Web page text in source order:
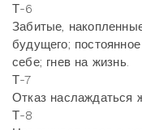
Т-6
Забитые,
будущего;
себе; гнев на жизнь.
Т-7
Отказ наслаждаться
Т-8